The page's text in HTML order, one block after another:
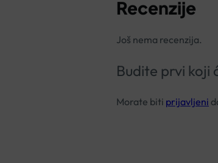
Recenzije
Još nema recenzija.
Budite prvi koji
Morate biti prijavljeni